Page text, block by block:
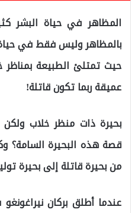
المظاهر في حياة البشر
بالمظاهر وليس فقط في
حيث تمتلئ الطبيعة
عميقة ربما تكون قاتلة!
بحيرة ذات منظر خلاب
قصة هذه البحيرة السامة؟
من بحيرة قاتلة إلى بحيرة
عندما أطلق بركان